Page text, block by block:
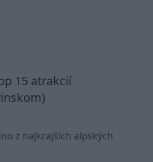
15 atrakcií
z najkrajších alpských